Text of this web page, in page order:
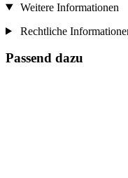
Weitere Informationen
Rechtliche
Passend dazu